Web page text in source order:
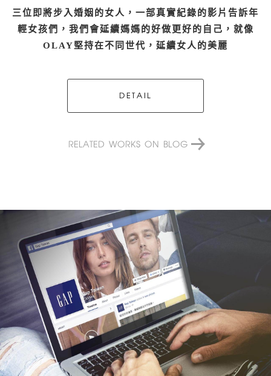
三位即將步入婚姻的女人，一部真實紀錄的影片告訴年
輕女孩們，我們會延續媽媽的好做更好的自己，就像
OLAY堅持在不同世代，延續女人的美麗
DETAIL
RELATED WORKS ON BLOG